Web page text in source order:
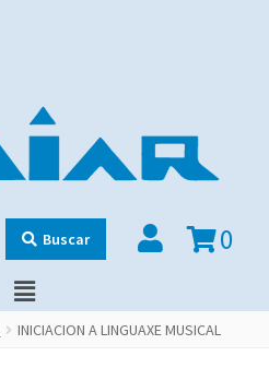
Buscar 0
INICIACION A LINGUAXE MUSICAL